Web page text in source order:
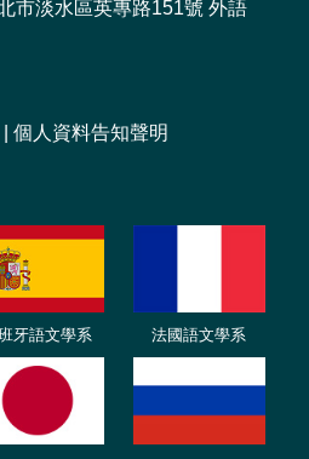
市淡水區英專路151號 外語
個人資料告知聲明
牙語文學系 法國語文學系